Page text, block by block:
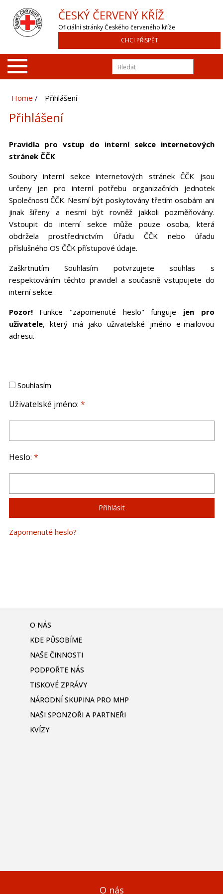
ČESKÝ ČERVENÝ KŘÍŽ
Oficiální stránky Českého červeného kříže
CHCI PŘISPĚT
Home Přihlášení
Přihlášení
Pravidla pro vstup do interní sekce internetových
stránek ČČK
Soubory interní sekce internetových stránek ČČK jsou
určeny jen pro interní potřebu organizačních jednotek
Společnosti ČČK. Nesmí být poskytovány třetím osobám ani
jinak šířeny a nesmí být rovněž jakkoli pozměňovány.
Vstoupit do interní sekce může pouze osoba, která
obdržela prostřednictvím Úřadu ČČK nebo úřadu
příslušného OS ČČK přístupové údaje.
Zaškrtnutím Souhlasím potvrzujete souhlas s
respektováním těchto pravidel a současně vstupujete do
interní sekce.
Pozor!Funkce "zapomenuté heslo" funguje jen pro
uživatele, který má jako uživatelské jméno e-mailovou
adresu.
Souhlasím
Uživatelské jméno: *
Heslo: *
Zapomenuté heslo?
O NÁS
KDE PŮSOBÍME
NAŠE ČINNOSTI
PODPOŘTE NÁS
TISKOVÉ ZPRÁVY
NÁRODNÍ SKUPINA PRO MHP
NAŠI SPONZOŘI A PARTNEŘI
KVÍZY
O nás